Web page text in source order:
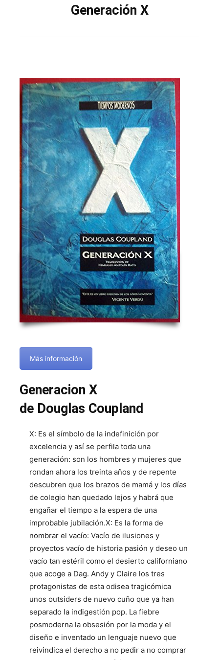
Generación X
Más información
Generacion X
de Douglas Coupland
X: Es el símbolo de la indefinición por
excelencia y así se perfila toda una
generación: son los hombres y mujeres que
rondan ahora los treinta años y de repente
descubren que los brazos de mamá y los días
de colegio han quedado lejos y habrá que
engañar el tiempo a la espera de una
improbable jubilación.X: Es la forma de
nombrar el vacío: Vacío de ilusiones y
proyectos vacío de historia pasión y deseo un
vacío tan estéril como el desierto californiano
que acoge a Dag. Andy y Claire los tres
protagonistas de esta odisea tragicómica
unos outsiders de nuevo cuño que ya han
separado la indigestión pop. La fiebre
posmoderna la obsesión por la moda y el
diseño e inventado un lenguaje nuevo que
reivindica el derecho a no pedir a no comprar